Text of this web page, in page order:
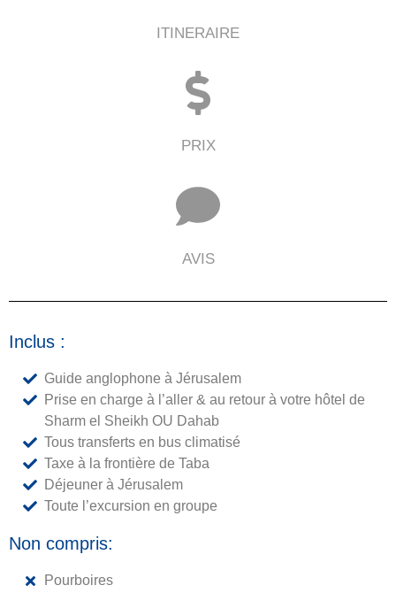
ITINERAIRE
PRIX
AVIS
Inclus :
Guide anglophone à Jérusalem
Prise en charge à l’aller & au retour à votre hôtel de
Sharm el Sheikh OU Dahab
Tous transferts en bus climatisé
Taxe à la frontière de Taba
Déjeuner à Jérusalem
Toute l’excursion en groupe
Non compris:
Pourboires